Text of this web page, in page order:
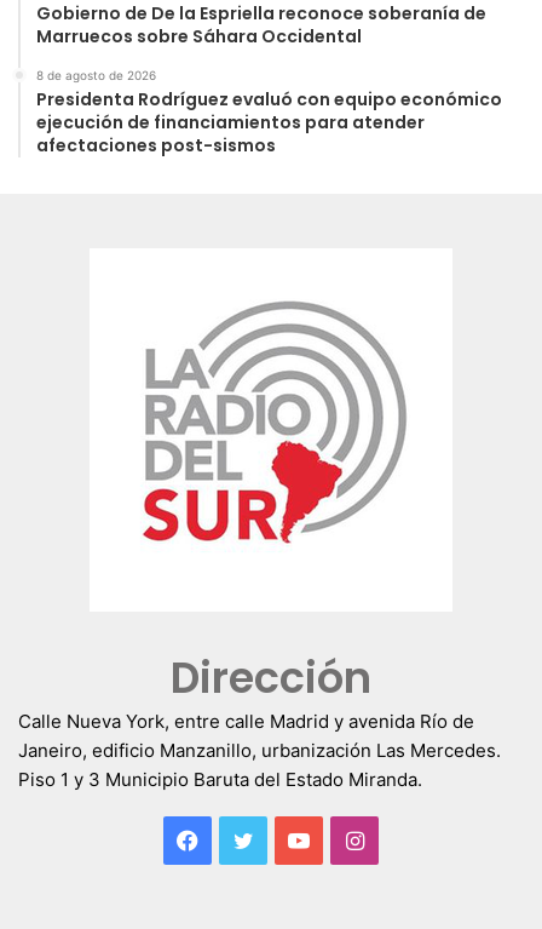
Gobierno de De la Espriella reconoce soberanía de
Marruecos sobre Sáhara Occidental
8 de agosto de 2026
Presidenta Rodríguez evaluó con equipo económico
ejecución de financiamientos para atender
afectaciones post-sismos
Dirección
Calle Nueva York, entre calle Madrid y avenida Río de
Janeiro, edificio Manzanillo, urbanización Las Mercedes.
Piso 1 y 3 Municipio Baruta del Estado Miranda.
Facebook
TwitterYouTubeInstagram